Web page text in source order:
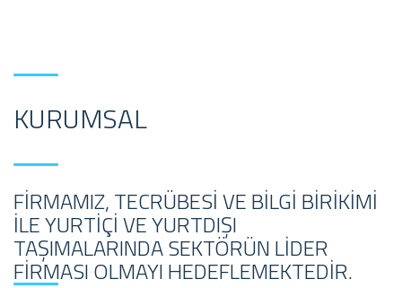
KURUMSAL
FIRMAMIZ, TECRÜBESI VE BILGI BIRIKIMI
ILE YURTIÇI VE YURTDIŞI
TAŞIMALARINDA SEKTÖRÜN LIDER
FIRMASI OLMAYI HEDEFLEMEKTEDIR.